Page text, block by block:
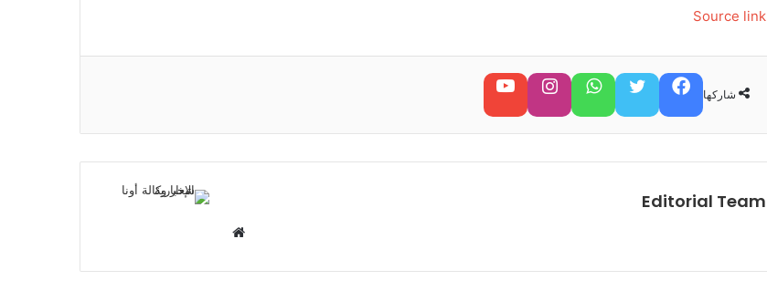
Source link
شاركها فيسبوك تويتر واتساب تابعنا على إنستغرام تابعنا على يوتيوب
Editorial Team
ق